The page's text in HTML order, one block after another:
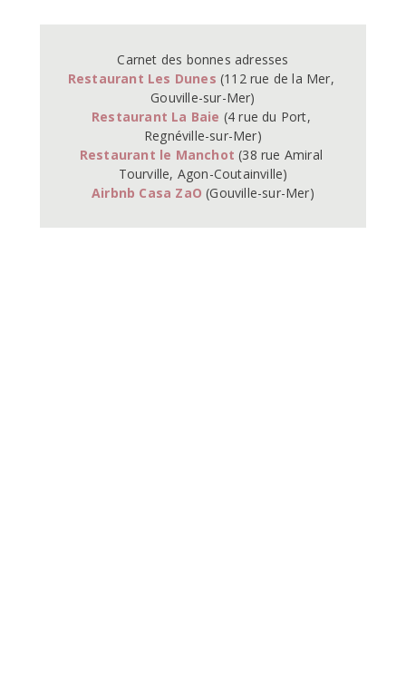
Restaurant Les Dunes (112 rue de la Mer,
Restaurant La Baie (4 rue du Port,
Restaurant le Manchot (38 rue Amiral
Airbnb Casa ZaO (Gouville-sur-Mer)